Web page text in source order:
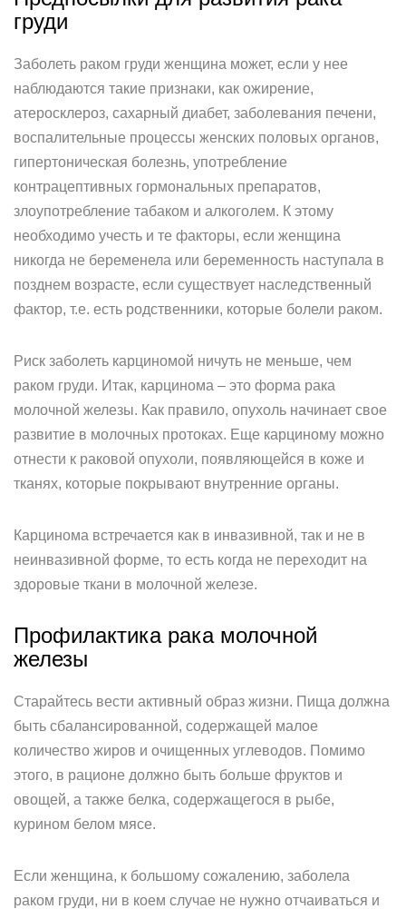
груди
Заболеть раком груди женщина может, если у нее
наблюдаются такие признаки, как ожирение,
атеросклероз, сахарный диабет, заболевания печени,
воспалительные процессы женских половых органов,
гипертоническая болезнь, употребление
контрацептивных гормональных препаратов,
злоупотребление табаком и алкоголем. К этому
необходимо учесть и те факторы, если женщина
никогда не беременела или беременность наступала в
позднем возрасте, если существует наследственный
фактор, т.е. есть родственники, которые болели раком.
Риск заболеть карциномой ничуть не меньше, чем
раком груди. Итак, карцинома – это форма рака
молочной железы. Как правило, опухоль начинает свое
развитие в молочных протоках. Еще карциному можно
отнести к раковой опухоли, появляющейся в коже и
тканях, которые покрывают внутренние органы.
Карцинома встречается как в инвазивной, так и не в
неинвазивной форме, то есть когда не переходит на
здоровые ткани в молочной железе.
Профилактика рака молочной
железы
Старайтесь вести активный образ жизни. Пища должна
быть сбалансированной, содержащей малое
количество жиров и очищенных углеводов. Помимо
этого, в рационе должно быть больше фруктов и
овощей, а также белка, содержащегося в рыбе,
курином белом мясе.
Если женщина, к большому сожалению, заболела
раком груди, ни в коем случае не нужно отчаиваться и